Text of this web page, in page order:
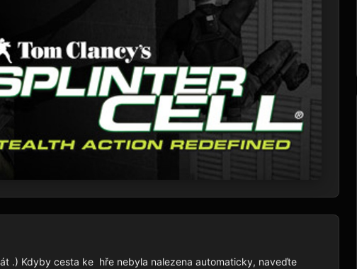
.) Kdyby cesta ke  hře nebyla nalezena automaticky, naveďte